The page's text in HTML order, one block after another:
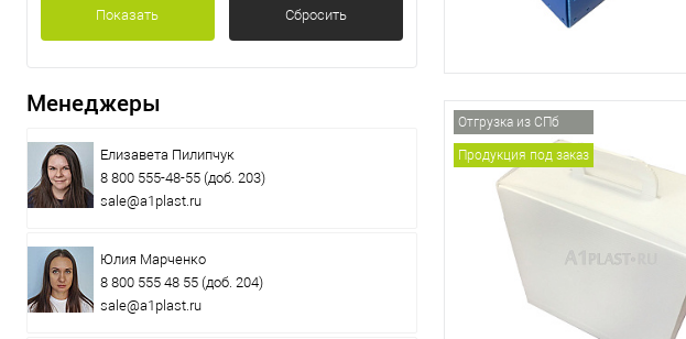
Показать Сбросить
Менеджеры
Елизавета Пилипчук
8 800 555-48-55 (доб. 203)
sale@a1plast.ru
Юлия Марченко
8 800 555 48 55 (доб. 204)
sale@a1plast.ru
Отгрузка из СПб
Продукция под заказ